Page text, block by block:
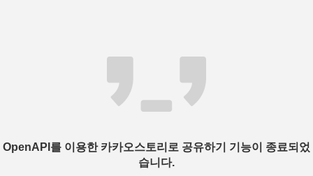
OpenAPI를 이용한 카카오스토리로 공유하기 기능이 종료되었
습니다.